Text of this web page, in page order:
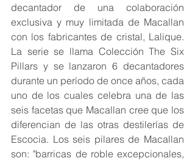
decantador de una colaboración
exclusiva y muy limitada de Macallan
con los fabricantes de cristal, Lalique.
La serie se llama Colección The Six
Pillars y se lanzaron 6 decantadores
durante un período de once años, cada
uno de los cuales celebra una de las
seis facetas que Macallan cree que los
diferencian de las otras destilerías de
Escocia. Los seis pilares de Macallan
son: "barricas de roble excepcionales,